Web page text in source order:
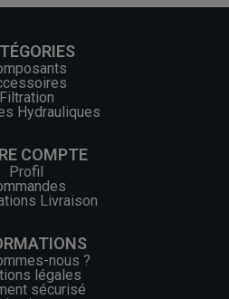
Filtration
Hydrauliques
COMPTE
Profil
Livraison
nous ?
légales
sécurisé